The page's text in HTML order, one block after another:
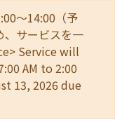
～14:00（予
、サービスを一
Service will
AM to 2:00
13, 2026 due